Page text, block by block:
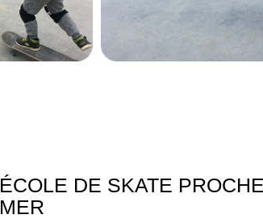
ÉCOLE DE SKATE
MER